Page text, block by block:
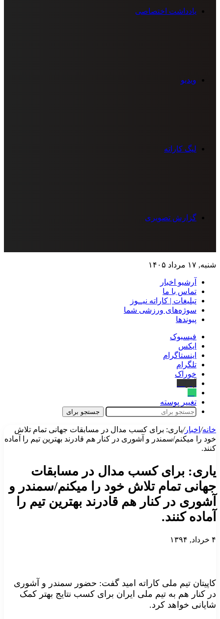
یادداشت اختصاصی
ویدیو
لیگ کاراته
گزارش تصویری
شنبه, ۱۷ مرداد ۱۴۰۵
آرشیو اخبار
تماس‌ با‌ ما
تبلیغات | کاراته نیــوز
سوژه‌های ورزشی شما
پیوندها
فیسبوک
ایکس
اینستاگرام
تلگرام
خوراک
تغییر پوسته
جستجو برای
خانه/ اخبار/یاری: برای کسب مدال در مسابقات جهانی تمام تلاش
خود را میکنم/سمندر و آشوری در کنار هم قادرند بهترین تیم را آماده
کنند.
یاری: برای کسب مدال در مسابقات
جهانی تمام تلاش خود را میکنم/سمندر و
آشوری در کنار هم قادرند بهترین تیم را
آماده کنند.
۴ خرداد, ۱۳۹۴
کاپیتان تیم ملی کاراته امید گفت: حضور سمندر و آشوری
در کنار هم به تیم ملی ایران برای کسب نتایج بهتر کمک
شایانی خواهد کرد.